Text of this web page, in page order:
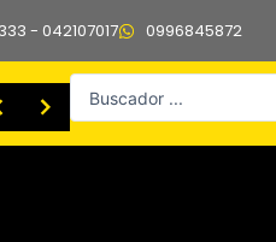
- 042107017 0996845872
Search